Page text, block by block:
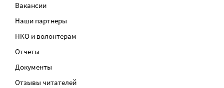
Вакансии
Наши партнеры
НКО и волонтерам
Отчеты
Документы
Отзывы читателей